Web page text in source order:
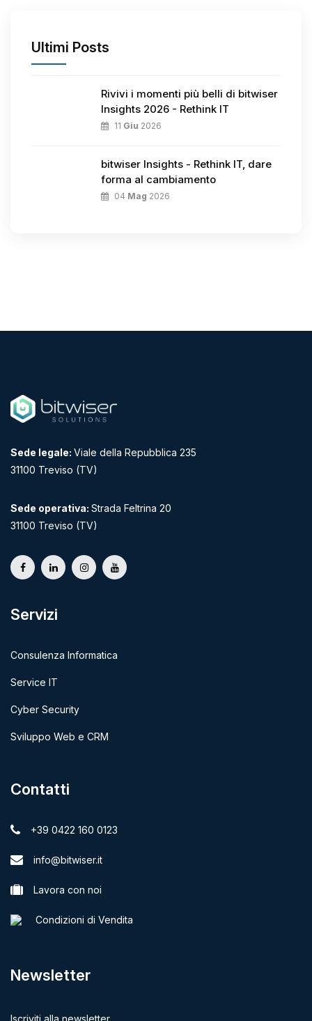
Ultimi Posts
Rivivi i momenti più belli di bitwiser
Insights 2026 - Rethink IT
11 Giu 2026
bitwiser Insights - Rethink IT, dare
forma al cambiamento
04 Mag 2026
Sede legale: Viale della Repubblica 235
31100 Treviso (TV)
Sede operativa: Strada Feltrina 20
31100 Treviso (TV)
Servizi
Consulenza Informatica
Service IT
Cyber Security
Sviluppo Web e CRM
Contatti
+39 0422 160 0123
info@bitwiser.it
Lavora con noi
Condizioni di Vendita
Newsletter
Iscriviti alla newsletter.